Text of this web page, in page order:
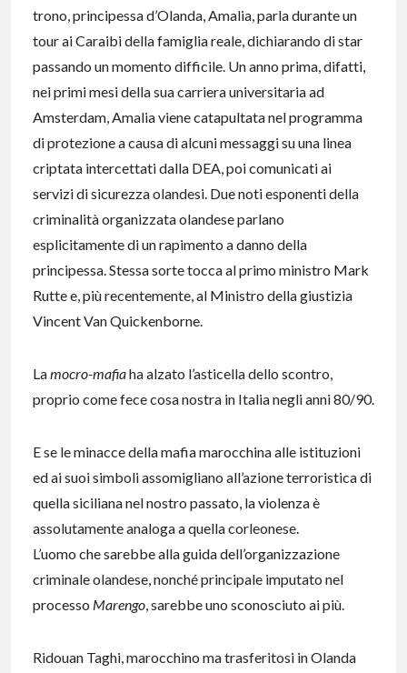
trono, principessa d’Olanda, Amalia, parla durante un
tour ai Caraibi della famiglia reale, dichiarando di star
passando un momento difficile. Un anno prima, difatti,
nei primi mesi della sua carriera universitaria ad
Amsterdam, Amalia viene catapultata nel programma
di protezione a causa di alcuni messaggi su una linea
criptata intercettati dalla DEA, poi comunicati ai
servizi di sicurezza olandesi. Due noti esponenti della
criminalità organizzata olandese parlano
esplicitamente di un rapimento a danno della
principessa. Stessa sorte tocca al primo ministro Mark
Rutte e, più recentemente, al Ministro della giustizia
Vincent Van Quickenborne.
Lamocro-mafiaha alzato l’asticella dello scontro,
proprio come fece cosa nostra in Italia negli anni 80/90.
E se le minacce della mafia marocchina alle istituzioni
ed ai suoi simboli assomigliano all’azione terroristica di
quella siciliana nel nostro passato, la violenza è
assolutamente analoga a quella corleonese.
L’uomo che sarebbe alla guida dell’organizzazione
criminale olandese, nonché principale imputato nel
processo Marengo, sarebbe uno sconosciuto ai più.
Ridouan Taghi, marocchino ma trasferitosi in Olanda